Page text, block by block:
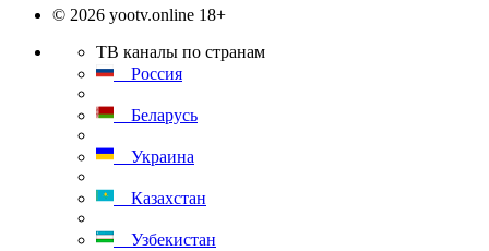
© 2026 yootv.online 18+
ТВ каналы по странам
Россия
Беларусь
Украина
Казахстан
Узбекистан